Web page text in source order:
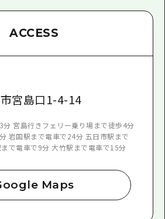
ACCESS
宮島口1-4-14
分 宮島行きフェリー乗り場まで徒歩4分
岩国駅まで電車で24分 五日市駅まで
で電車で9分 大竹駅まで電車で15分
Maps